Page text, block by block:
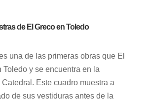
de El Greco en Toledo
una de las primeras obras que El
Toledo y se encuentra en la
Este cuadro muestra a
de sus vestiduras antes de la